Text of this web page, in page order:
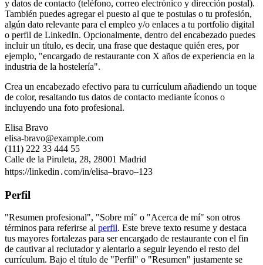
y datos de contacto (teléfono, correo electrónico y dirección postal).
También puedes agregar el puesto al que te postulas o tu profesión,
algún dato relevante para el empleo y/o enlaces a tu portfolio digital
o perfil de LinkedIn. Opcionalmente, dentro del encabezado puedes
incluir un título, es decir, una frase que destaque quién eres, por
ejemplo, "encargado de restaurante con X años de experiencia en la
industria de la hostelería".
Crea un encabezado efectivo para tu currículum añadiendo un toque
de color, resaltando tus datos de contacto mediante íconos o
incluyendo una foto profesional.
Elisa Bravo
elisa-bravo@example.com
(111) 222 33 444 55
Calle de la Piruleta, 28, 28001 Madrid
https://linkedin․com/in/elisa–bravo–123
Perfil
"Resumen profesional", "Sobre mí" o "Acerca de mí" son otros
términos para referirse al perfil. Este breve texto resume y destaca
tus mayores fortalezas para ser encargado de restaurante con el fin
de cautivar al reclutador y alentarlo a seguir leyendo el resto del
currículum. Bajo el título de "Perfil" o "Resumen" justamente se